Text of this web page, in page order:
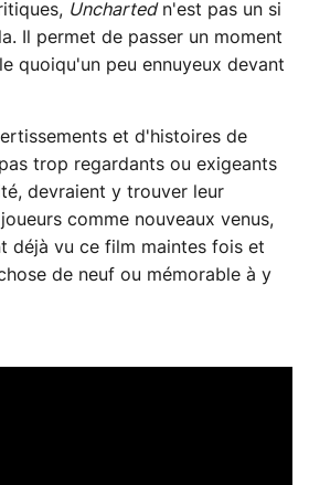
Unchartedn'est pas un si
Il permet de passer un moment
quoiqu'un peu ennuyeux devant
et d'histoires de
trop regardants ou exigeants
devraient y trouver leur
comme nouveaux venus,
déjà vu ce film maintes fois et
de neuf ou mémorable à y